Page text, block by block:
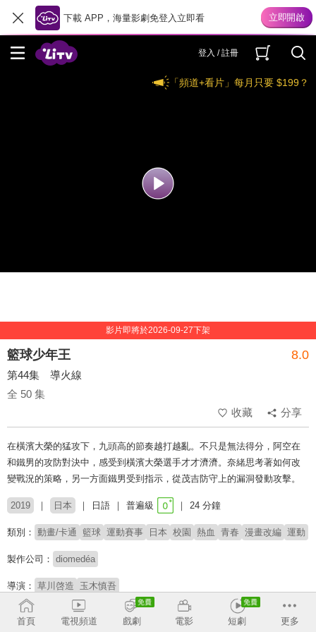
下載 APP，海量影劇免登入立即看
登入 / 註冊
「頻道+看片」每月只要 $199？
影片即將於2026-09-27下架
籃球少年王 8.0
第44集 導火線
全 50 集
收藏
分享
在橫濱大榮的猛攻下，九頭高的節奏越打越亂。不只是無法得分，阿空在
和鐵男的攻防對決中，感受到橫濱大榮選手才才濟濟。奈緒思考著如何改
變戰況的策略，另一方面鐵男受到指示，從茂吉防守上的漏洞發動攻擊。
2019 日本 日語 普遍級 24 分鐘
類別： 動畫/卡通 籃球 運動賽事 日本 校園 熱血 青春 漫畫改編 運動
製作公司： diomedéa
導演： 草川啓造 玉木慎吾
配音： 內田雄馬 小西克幸 谷山紀章 宮野真守 八代拓
谷口夢奈 千本木彩花
首頁 電視頻道 戲劇 電影 短劇 更多